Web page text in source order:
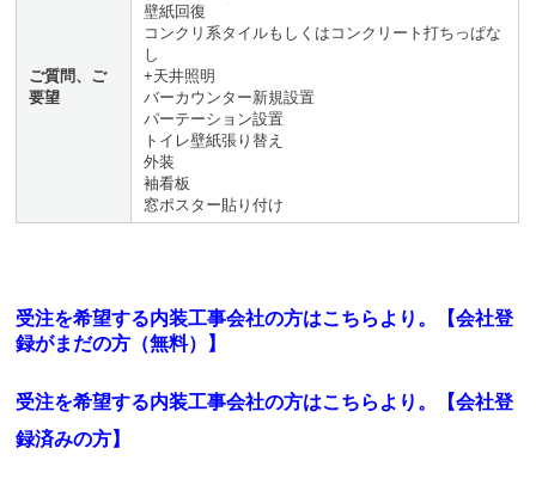
ご質問、ご
要望
壁紙回復
コンクリ系タイルもしくはコンクリート打ちっぱな
し
+天井照明
バーカウンター新規設置
パーテーション設置
トイレ壁紙張り替え
外装
袖看板
窓ポスター貼り付け
受注を希望する内装工事会社の方はこちらより。【会社登
録がまだの方（無料）】
受注を希望する内装工事会社の方はこちらより。
【会社登
録済みの方】